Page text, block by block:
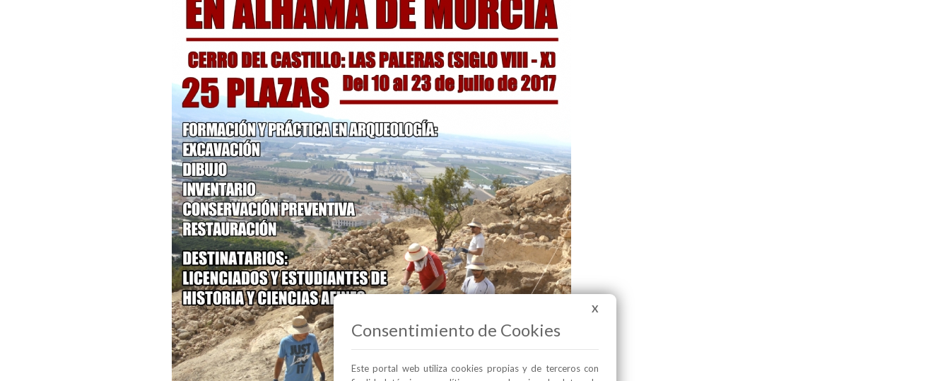
X
Consentimiento de Cookies
Este portal web utiliza cookies propias y de terceros con